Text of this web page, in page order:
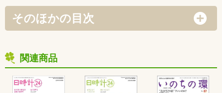
そのほかの目次
関連商品